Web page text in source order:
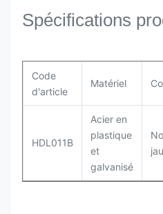
Spécifications
Code
d'article
Matériel
HDL011B
Acier en
plastique
et
galvanisé